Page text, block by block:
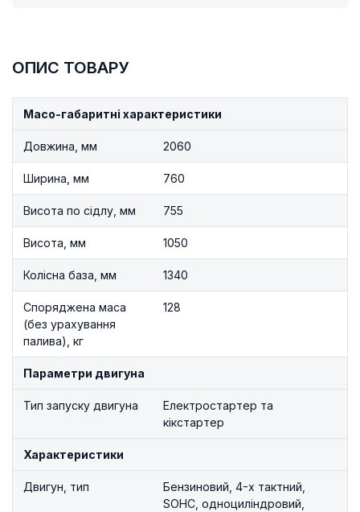
ОПИС ТОВАРУ
Масо-габаритні характеристики
Довжина, мм 2060
Ширина, мм 760
Висота по сідлу, мм 755
Висота, мм 1050
Колісна база, мм 1340
Споряджена маса
(без урахування
палива), кг
128
Параметри двигуна
Тип запуску двигуна
Електростартер та
кікстартер
Характеристики
Двигун, тип
Бензиновий, 4-х тактний,
SOHC, одноциліндровий,